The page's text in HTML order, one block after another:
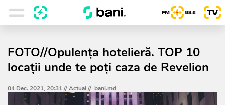
FOTO//Opulența hotelieră. TOP 10
locații unde te poți caza de Revelion
04 Dec. 2021, 20:31 //Actual// bani.md